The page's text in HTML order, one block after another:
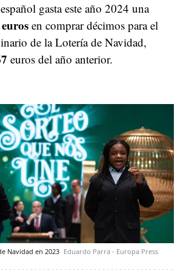
gasta este año 2024 una
en comprar décimos para el
de la Lotería de Navidad,
euros del año anterior.
Navidad en 2023 Eduardo Parra - Europa Press